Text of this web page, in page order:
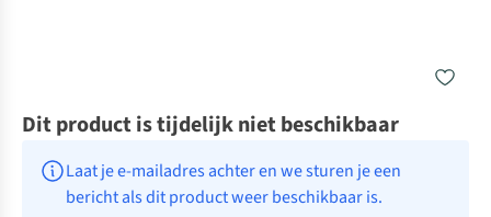
Dit product is tijdelijk niet beschikbaar
Laat je e-mailadres achter en we sturen je een
bericht als dit product weer beschikbaar is.